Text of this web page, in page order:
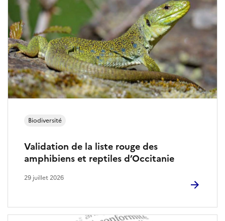
Validation de la liste rouge des
amphibiens et reptiles d’Occitanie
Biodiversité
29 juillet 2026